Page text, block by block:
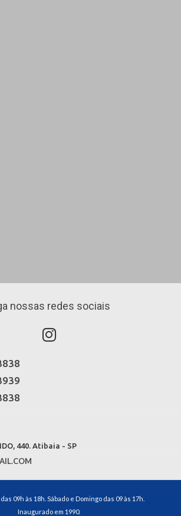
nossas redes sociais
440. Atibaia - SP
09h às 18h. Sábado e Domingo das 09 às 17h.
Inaugurado em 1990.